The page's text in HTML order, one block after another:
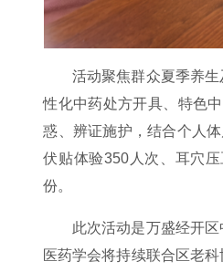
活动聚焦群众夏季养
性化中药处方开具、特色
惑、辨证施护，结合个人
伏贴体验350人次、耳穴
份。
此次活动是万盛经开
医药学会将持续联合区老